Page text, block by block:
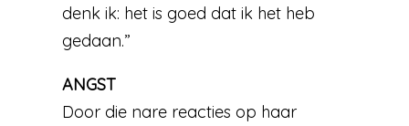
denk ik: het is goed dat ik het heb
gedaan.”
ANGST
Door die nare reacties op haar